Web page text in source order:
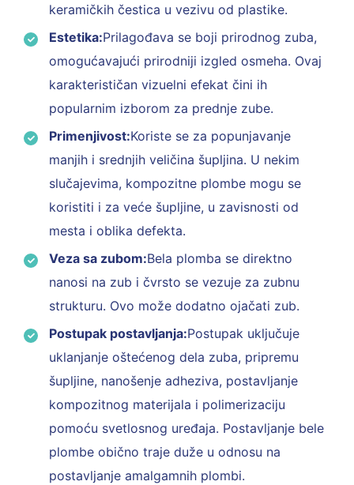
keramičkih čestica u vezivu od plastike.
Estetika:Prilagođava se boji prirodnog zuba,
omogućavajući prirodniji izgled osmeha. Ovaj
karakterističan vizuelni efekat čini ih
popularnim izborom za prednje zube.
Primenjivost:Koriste se za popunjavanje
manjih i srednjih veličina šupljina. U nekim
slučajevima, kompozitne plombe mogu se
koristiti i za veće šupljine, u zavisnosti od
mesta i oblika defekta.
Veza sa zubom:Bela plomba se direktno
nanosi na zub i čvrsto se vezuje za zubnu
strukturu. Ovo može dodatno ojačati zub.
Postupak postavljanja:Postupak uključuje
uklanjanje oštećenog dela zuba, pripremu
šupljine, nanošenje adheziva, postavljanje
kompozitnog materijala i polimerizaciju
pomoću svetlosnog uređaja. Postavljanje bele
plombe obično traje duže u odnosu na
postavljanje amalgamnih plombi.